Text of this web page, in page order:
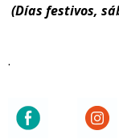
(Días festivos,
.